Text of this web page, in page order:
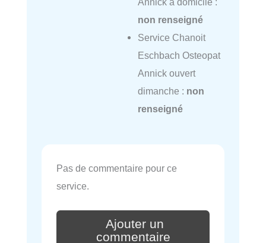
non renseigné
Service Chanoit
Eschbach Osteopat
Annick ouvert
dimanche : non
renseigné
Pas de commentaire pour ce
service.
Ajouter un
commentaire